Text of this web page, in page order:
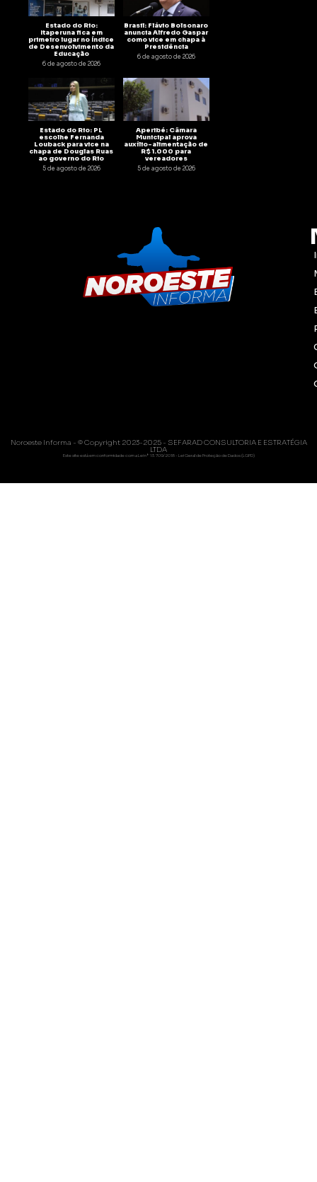
Estado do Rio:
Itaperuna fica em
primeiro lugar no Índice
de Desenvolvimento da
Educação
6 de agosto de 2026
Brasil: Flávio Bolsonaro
anuncia Alfredo Gaspar
como vice em chapa à
Presidência
6 de agosto de 2026
Estado do Rio: PL
escolhe Fernanda
Louback para vice na
chapa de Douglas Ruas
ao governo do Rio
5 de agosto de 2026
Aperibé: Câmara
Municipal aprova
auxílio-alimentação de
R$ 1.000 para
vereadores
5 de agosto de 2026
Noroeste Informa - © Copyright 2023-2025 - SEFARAD CONSULTORIA E ESTRATÉGIA
LTDA
Este site está em conformidade com a Lei nº 13.709/2018 - Lei Geral de Proteção de Dados (LGPD)